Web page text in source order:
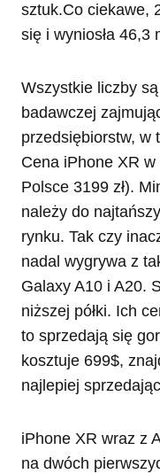
sztuk.Co ciekawe,
się i wyniosła 46,3
Wszystkie liczby
badawczej
przedsiębiorstw, w
Cena iPhone XR
Polsce 3199 zł).
należy do
rynku. Tak czy
nadal wygrywa z
Galaxy A10 i A20.
niższej półki. Ich
to sprzedają się
kosztuje 699$,
najlepiej
iPhone XR wraz z
na dwóch